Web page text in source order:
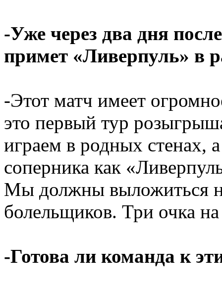
-Уже через два дня
примет «Ливерпуль» в
-Этот матч имеет
это первый тур
играем в родных стенах,
соперника как
Мы должны выложиться
болельщиков. Три очка на
-Готова ли команда к